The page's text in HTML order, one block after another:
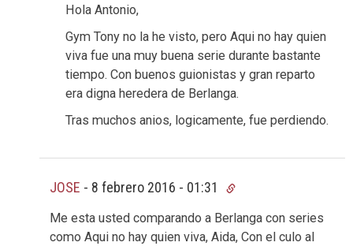
Hola Antonio,
Gym Tony no la he visto, pero Aqui no hay quien
viva fue una muy buena serie durante bastante
tiempo. Con buenos guionistas y gran reparto
era digna heredera de Berlanga.
Tras muchos anios, logicamente, fue perdiendo.
JOSE - 8 febrero 2016 - 01:31
Me esta usted comparando a Berlanga con series
como Aqui no hay quien viva, Aida, Con el culo al